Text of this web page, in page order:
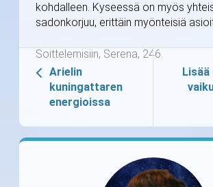
kohdalleen. Kyseessä on myös
sadonkorjuu, erittäin myönteisiä
Soittelemisiin, Serena, 246.
Arielin
kuningattaren
energioissa